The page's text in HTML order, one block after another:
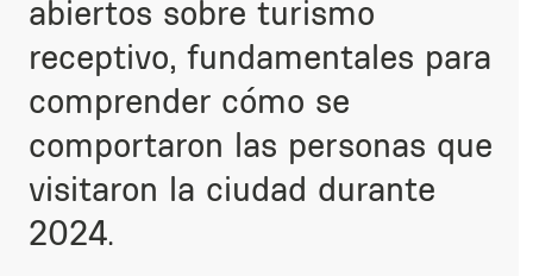
abiertos sobre turismo
receptivo, fundamentales para
comprender cómo se
comportaron las personas que
visitaron la ciudad durante
2024.